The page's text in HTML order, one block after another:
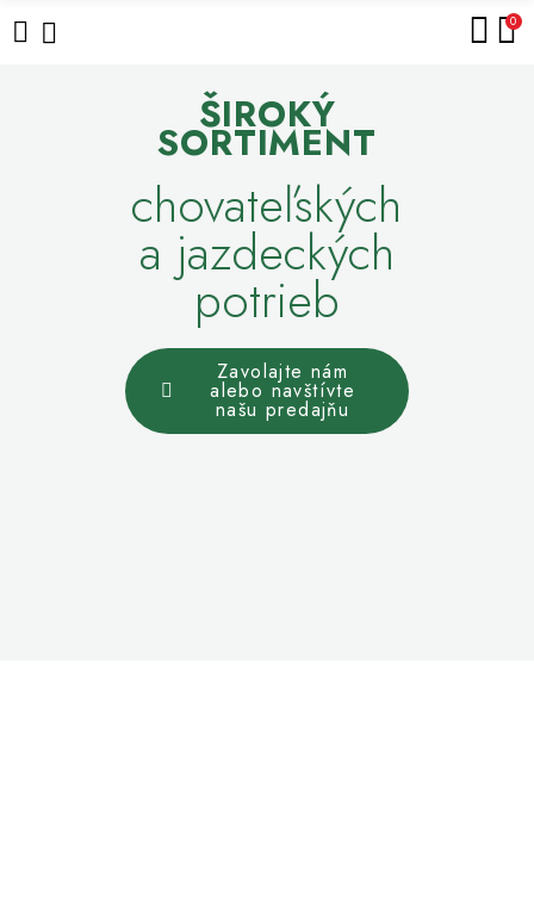
0
ŠIROKÝ
SORTIMENT
chovateľských
a jazdeckých
potrieb
Zavolajte nám
alebo navštívte
našu predajňu